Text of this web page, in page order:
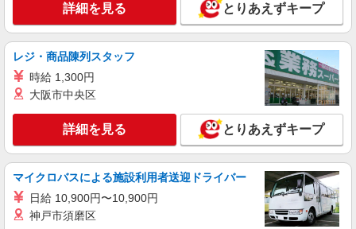
時給1250円 月収例：242、000円（月収例21日
実働残業代込）（残業・休日出勤手当て等が含ま
れています） 交通費全額支給
長野県佐久市 ＊車・バイク通勤OK
キープ 詳細を見る
派遣社員
株式会社テクノ・サービス/お仕事No/0893405
部品の検査・梱包
時給1200円 月収例：233、000円（月収例21日
実働残業代込）（残業・休日出勤手当て等が含ま
長野県佐久市 ＊車・バイク通勤OK
詳細を見る とりあえずキープ
レジ・商品陳列スタッフ
時給 1,300円
大阪市中央区
詳細を見る とりあえずキープ
マイクロバスによる施設利用者送迎ドライバー
日給 10,900円〜10,900円
神戸市須磨区